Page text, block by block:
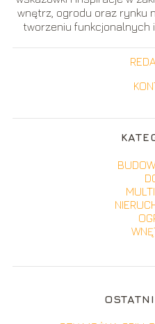
wnętrz, ogrodu oraz rynku
tworzeniu